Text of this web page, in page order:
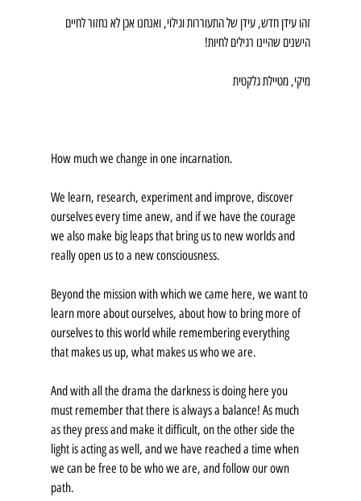
זהו עידן חדש, עידן של התעוררות וגילוי, ואנחנו אכן לא נחזור לחיים
הישנים שהיינו רגילים לחיות!
מיקי, מטיילת גלקטית
How much we change in one incarnation.
We learn, research, experiment and improve, discover
ourselves every time anew, and if we have the courage
we also make big leaps that bring us to new worlds and
really open us to a new consciousness.
Beyond the mission with which we came here, we want to
learn more about ourselves, about how to bring more of
ourselves to this world while remembering everything
that makes us up, what makes us who we are.
And with all the drama the darkness is doing here you
must remember that there is always a balance! As much
as they press and make it difficult, on the other side the
light is acting as well, and we have reached a time when
we can be free to be who we are, and follow our own
path.